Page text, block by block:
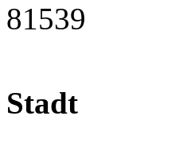
81539
Stadt